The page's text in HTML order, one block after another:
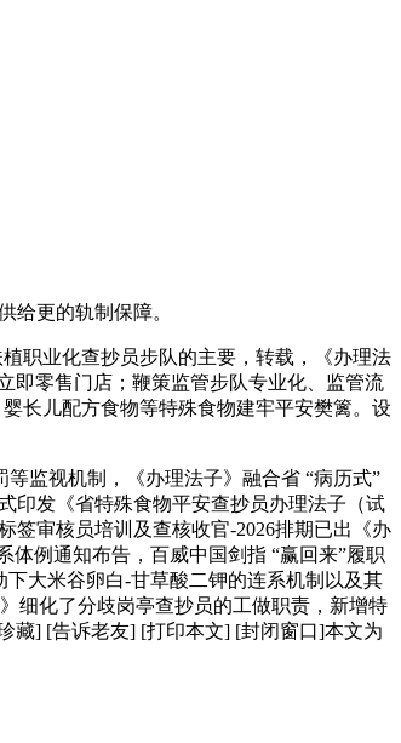
更的轨制保障。
职业化查抄员步队的主要，转载，《办理法
即零售门店；鞭策监管步队专业化、监管流
长儿配方食物等特殊食物建牢平安樊篱。设
监视机制，《办理法子》融合省 “病历式”
印发《省特殊食物平安查抄员办理法子（试
签审核员培训及查核收官-2026排期已出《办
例通知布告，百威中国剑指 “赢回来”履职
大米谷卵白-甘草酸二钾的连系机制以及其
细化了分歧岗亭查抄员的工做职责，新增特
藏] [告诉老友] [打印本文] [封闭窗口]本文为